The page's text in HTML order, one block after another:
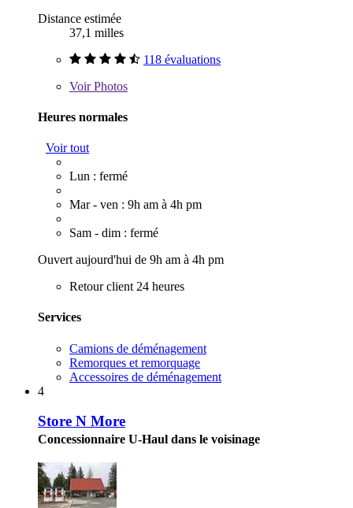
Distance estimée
37,1 milles
118 évaluations
VoirPhotos
Heures normales
Voir tout
Lun : fermé
Mar - ven : 9h am à 4h pm
Sam - dim : fermé
Ouvert aujourd'hui de 9h am à 4h pm
Retour client 24 heures
Services
Camions de déménagement
Remorques et remorquage
Accessoires de déménagement
4
Store N More
Concessionnaire U-Haul dans le voisinage